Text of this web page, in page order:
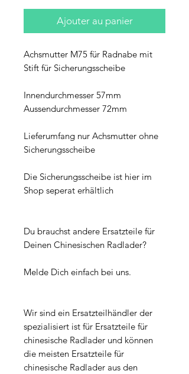
Ajouter au panier
Achsmutter M75 für Radnabe mit
Stift für Sicherungsscheibe
Innendurchmesser 57mm
Aussendurchmesser 72mm
Lieferumfang nur Achsmutter ohne
Sicherungsscheibe
Die Sicherungsscheibe ist hier im
Shop seperat erhältlich
Du brauchst andere Ersatzteile für
Deinen Chinesischen Radlader?
Melde Dich einfach bei uns.
Wir sind ein Ersatzteilhändler der
spezialisiert ist für Ersatzteile für
chinesische Radlader und können
die meisten Ersatzteile für
chinesische Radlader aus den